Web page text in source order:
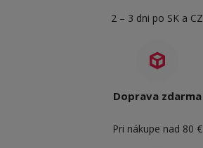
2 – 3 dni po SK a CZ
Doprava zdarma
Pri nákupe nad 80 €